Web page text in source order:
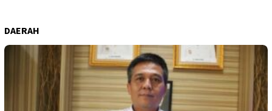
DAERAH